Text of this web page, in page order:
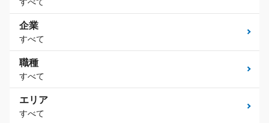
企業
すべて
職種
すべて
エリア
すべて